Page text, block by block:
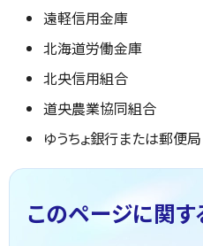
遠軽信用金庫
北海道労働金庫
北央信用組合
道央農業協同組合
ゆうちょ銀行または郵便局
このページに関す